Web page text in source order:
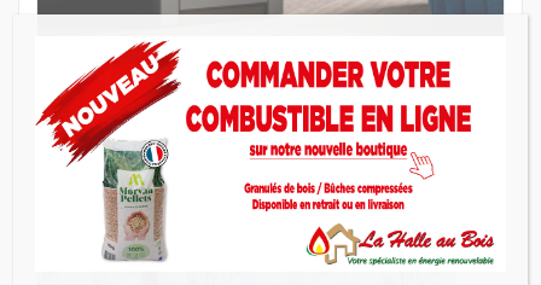
ESSENZA METALCOLOR
Poêle à granulés